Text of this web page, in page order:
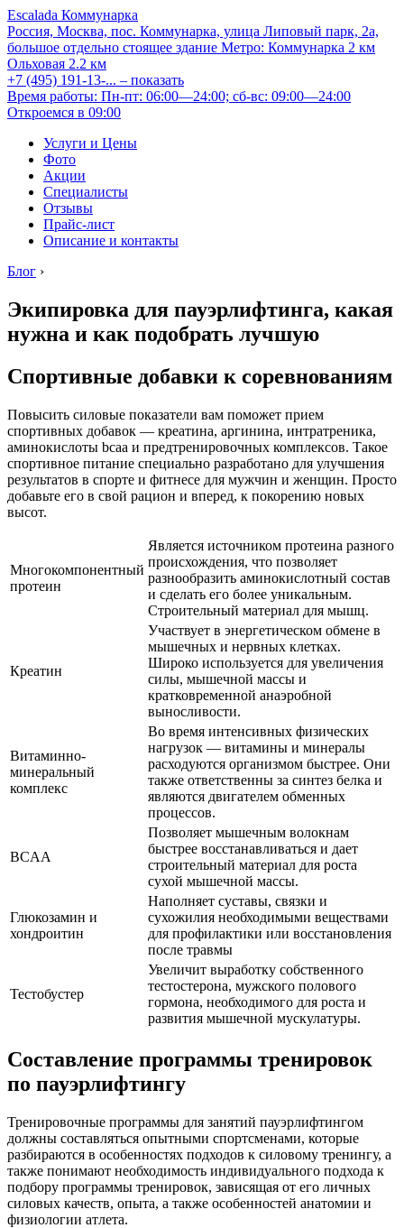
Escalada Коммунарка
Россия, Москва, пос. Коммунарка, улица Липовый парк, 2а,
большое отдельно стоящее здание Метро: Коммунарка 2 км
Ольховая 2.2 км
+7 (495) 191-13-... – показать
Время работы: Пн-пт: 06:00—24:00; сб-вс: 09:00—24:00
Откроемся в 09:00
Услуги и Цены
Фото
Акции
Специалисты
Отзывы
Прайс-лист
Описание и контакты
Блог ›
Экипировка для пауэрлифтинга, какая
нужна и как подобрать лучшую
Спортивные добавки к соревнованиям
Повысить силовые показатели вам поможет прием
спортивных добавок — креатина, аргинина, интратреника,
аминокислоты bcaa и предтренировочных комплексов. Такое
спортивное питание специально разработано для улучшения
результатов в спорте и фитнесе для мужчин и женщин. Просто
добавьте его в свой рацион и вперед, к покорению новых
высот.
Многокомпонентный
протеин
Является источником протеина разного
происхождения, что позволяет
разнообразить аминокислотный состав
и сделать его более уникальным.
Строительный материал для мышц.
Креатин
Участвует в энергетическом обмене в
мышечных и нервных клетках.
Широко используется для увеличения
силы, мышечной массы и
кратковременной анаэробной
выносливости.
Витаминно-
минеральный
комплекс
Во время интенсивных физических
нагрузок — витамины и минералы
расходуются организмом быстрее. Они
также ответственны за синтез белка и
являются двигателем обменных
процессов.
BCAA
Позволяет мышечным волокнам
быстрее восстанавливаться и дает
строительный материал для роста
сухой мышечной массы.
Глюкозамин и
хондроитин
Наполняет суставы, связки и
сухожилия необходимыми веществами
для профилактики или восстановления
после травмы
Тестобустер
Увеличит выработку собственного
тестостерона, мужского полового
гормона, необходимого для роста и
развития мышечной мускулатуры.
Составление программы тренировок
по пауэрлифтингу
Тренировочные программы для занятий пауэрлифтингом
должны составляться опытными спортсменами, которые
разбираются в особенностях подходов к силовому тренингу, а
также понимают необходимость индивидуального подхода к
подбору программы тренировок, зависящая от его личных
силовых качеств, опыта, а также особенностей анатомии и
физиологии атлета.